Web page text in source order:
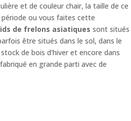
et de couleur chair, la taille de ce
ou vous faites cette
de frelons asiatiques sont situés
être situés dans le sol, dans le
de bois d’hiver et encore dans
en grande parti avec de